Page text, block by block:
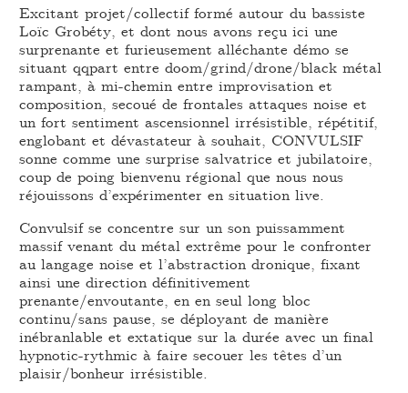
Excitant projet/collectif formé autour du bassiste
Loïc Grobéty, et dont nous avons reçu ici une
surprenante et furieusement alléchante démo se
situant qqpart entre doom/grind/drone/black métal
rampant, à mi-chemin entre improvisation et
composition, secoué de frontales attaques noise et
un fort sentiment ascensionnel irrésistible, répétitif,
englobant et dévastateur à souhait, CONVULSIF
sonne comme une surprise salvatrice et jubilatoire,
coup de poing bienvenu régional que nous nous
réjouissons d’expérimenter en situation live.
Convulsif se concentre sur un son puissamment
massif venant du métal extrême pour le confronter
au langage noise et l’abstraction dronique, fixant
ainsi une direction définitivement
prenante/envoutante, en en seul long bloc
continu/sans pause, se déployant de manière
inébranlable et extatique sur la durée avec un final
hypnotic-rythmic à faire secouer les têtes d’un
plaisir/bonheur irrésistible.